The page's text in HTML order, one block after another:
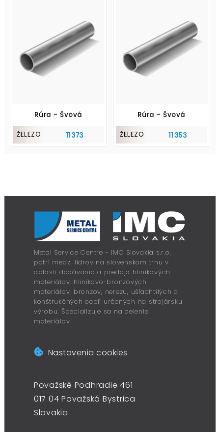
Rúra - Švová
ŽELEZO 11 373
Rúra - Švová
ŽELEZO 11 353
Metal Service Centre - IMC Slovakia s.r.o.
patrí medzi lídrov na slovenskom trhu v
oblasti dodávania a predaja hliníkových
materiálov, hliníkovo-bronzových
materiálov, bronzov, nerezu, ušľachtilých a
konštrukčných ocelí určených na strojársku
výrobu. Špecializuje sa na delenie
materiálov.
Nastavenia cookies
Považské Podhradie 461
017 04 Považská Bystrica
Slovakia